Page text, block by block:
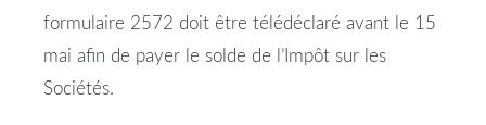
formulaire 2572 doit être télédéclaré avant le 15
mai afin de payer le solde de l’Impôt sur les
Sociétés.